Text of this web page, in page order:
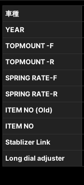
車種
YEAR
TOPMOUNT -F
TOPMOUNT -R
SPRING RATE-F
SPRING RATE-R
ITEM NO (Old)
ITEM NO
Stablizer Link
Long dial adjuster